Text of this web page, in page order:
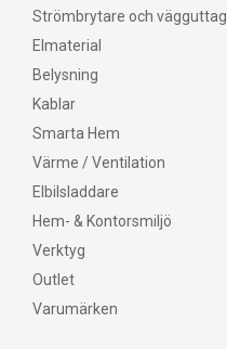
Strömbrytare och vägguttag
Elmaterial
Belysning
Kablar
Smarta Hem
Värme / Ventilation
Elbilsladdare
Hem- & Kontorsmiljö
Verktyg
Outlet
Varumärken